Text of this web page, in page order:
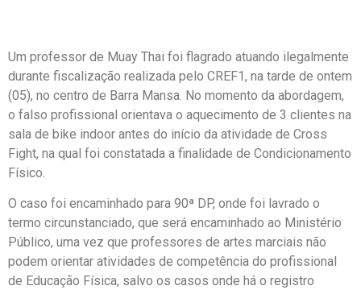
Um professor de Muay Thai foi flagrado atuando ilegalmente
durante fiscalização realizada pelo CREF1, na tarde de ontem
(05), no centro de Barra Mansa. No momento da abordagem,
o falso profissional orientava o aquecimento de 3 clientes na
sala de bike indoor antes do início da atividade de Cross
Fight, na qual foi constatada a finalidade de Condicionamento
Físico.
O caso foi encaminhado para 90ª DP, onde foi lavrado o
termo circunstanciado, que será encaminhado ao Ministério
Público, uma vez que professores de artes marciais não
podem orientar atividades de competência do profissional
de Educação Física, salvo os casos onde há o registro